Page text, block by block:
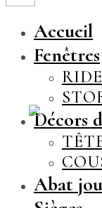
Accueil
Fenêtres
Décors
Abat